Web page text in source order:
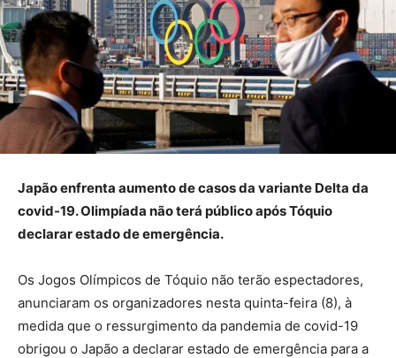
Japão enfrenta aumento de casos da variante Delta da
covid-19. Olimpíada não terá público após Tóquio
declarar estado de emergência.
Os Jogos Olímpicos de Tóquio não terão espectadores,
anunciaram os organizadores nesta quinta-feira (8), à
medida que o ressurgimento da pandemia de covid-19
obrigou o Japão a declarar estado de emergência para a